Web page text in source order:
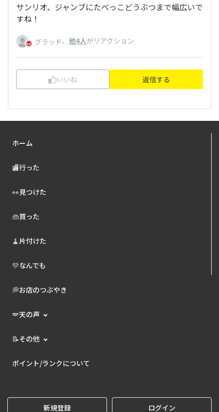
サンリオ、ジャンブにたべっこどうぶつまで幅広いで
すね！
グラッド、 他4人がリアクション
いいね 返信する
ホーム
🏬行った
👀見つけた
👜買った
🧹片付けた
💛なんでも
💭お店のつぶやき
🪽天の声
📝その他
ポイント/ランクについて
新規登録 ログイン